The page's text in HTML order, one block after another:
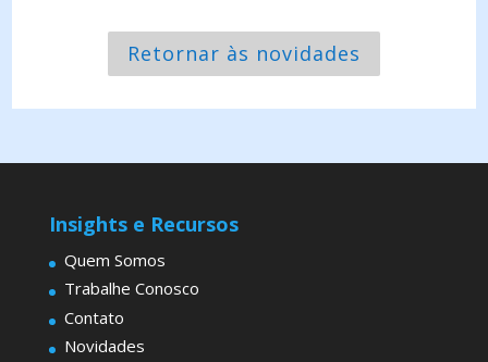
Retornar às novidades
Insights e Recursos
Quem Somos
Trabalhe Conosco
Contato
Novidades